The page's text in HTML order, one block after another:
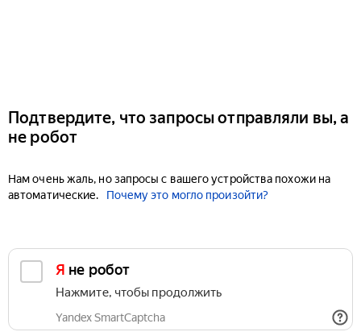
Подтвердите, что запросы отправляли вы, а
не робот
Нам очень жаль, но запросы с вашего устройства похожи на
автоматические.
Почему это могло произойти?
Я не робот
Нажмите, чтобы продолжить
Yandex SmartCaptcha